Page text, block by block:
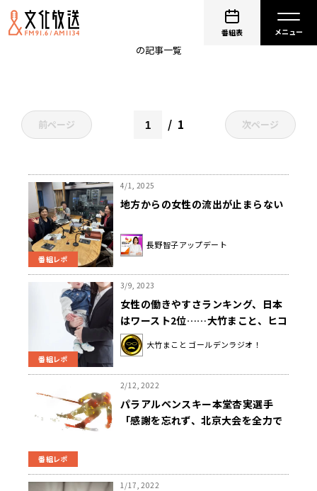
番組表
の記事一覧
前ページ 1 次ページ
番組レポ
4/1, 2025
地方からの女性の流出が止まらない
長野智子アップデート
番組レポ
3/9, 2023
女性の働きやすさランキング、日本
はワースト2位……大竹まこと、ヒコ
ロヒーらの意見は？
大竹まこと ゴールデンラジオ！
番組レポ
2/12, 2022
パラアルペンスキー本堂杏実選手
「感謝を忘れず、北京大会を全力で
1/17, 2022